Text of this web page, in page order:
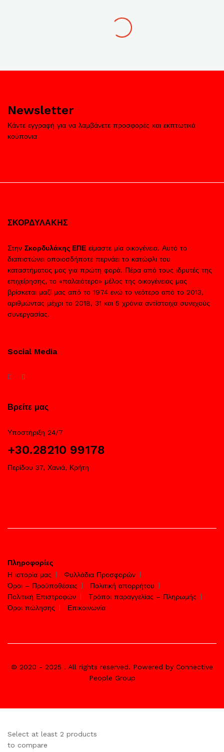
Newsletter
Κάντε εγγραφή για να λαμβάνετε προσφορές και εκπτωτικά
κούπονια
ΣΚΟΡΔΥΛΑΚΗΣ
Στην Σκορδυλάκης ΕΠΕ είμαστε μία οικογένεια. Αυτό το
διαπιστώνει οποιοσδήποτε περνάει το κατώφλι του
καταστήματος μας για πρώτη φορά. Πέρα από τους ιδρυτές της
επιχείρησης, το «παλαιότερο» μέλος της οικογένειας μας
βρίσκεται μαζί μας από το 1974 ενώ το νεότερο από το 2013,
αριθμώντας μέχρι το 2018, 31 και 5 χρόνια αντίστοιχα συνεχούς
συνεργασίας.
Social Media
Βρείτε μας
Υποστήριξη 24/7
+30.28210 99178
Περίδου 37, Χανιά, Κρήτη
Πληροφορίες
Η ιστορία μας
Φυλλάδια Προσφορών
Όροι – Προϋποθέσεις
Πολιτική απορρήτου
Πολιτική Επιστροφών
Τρόποι παραγγελίας – Πληρωμής
Όροι πώλησης
Επικοινωνία
© 2020 - 2025 . All rights reserved. Powered by Connective
People Group
Select at least 2 products
to compare